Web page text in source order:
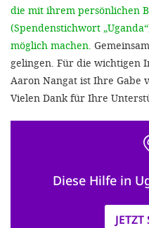
die mit ihrem persönlichen
(Spendenstichwort
möglich machen.
gelingen. Für die wichtigen
Aaron Nangat ist Ihre Gabe
Vielen Dank für Ihre
Diese Hilfe in